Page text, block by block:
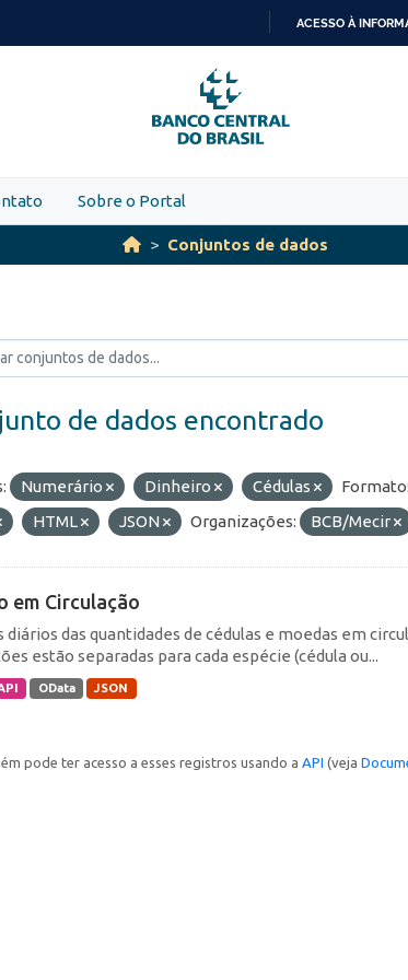
PARA
O
CONTEÚDO
ACESSO À
Sobre o Portal
Conjuntos de dados
de dados encontrado
Numerário Dinheiro Cédulas
HTML JSON Organizações: BCB/Mecir
em Circulação
diários das quantidades de cédulas e moedas em
estão separadas para cada espécie (cédula ou...
OData JSON
pode ter acesso a esses registros usando a API (veja